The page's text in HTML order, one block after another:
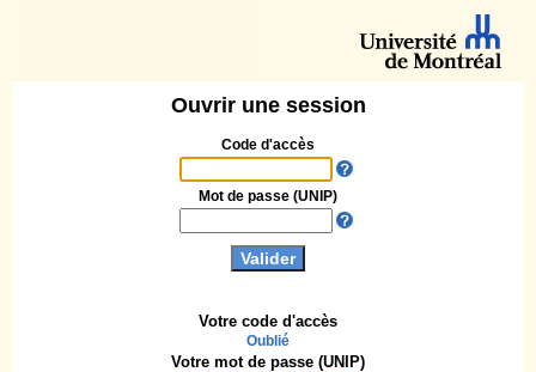
Ouvrir une session
Code d'accès
Votre code d'accès
Oublié
Mot de passe (UNIP)
Votre mot de passe (UNIP)